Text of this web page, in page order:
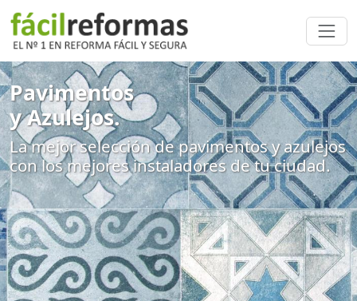
Pavimentos
y Azulejos.
La mejor selección de pavimentos y azulejos
con los mejores instaladores de tu ciudad.